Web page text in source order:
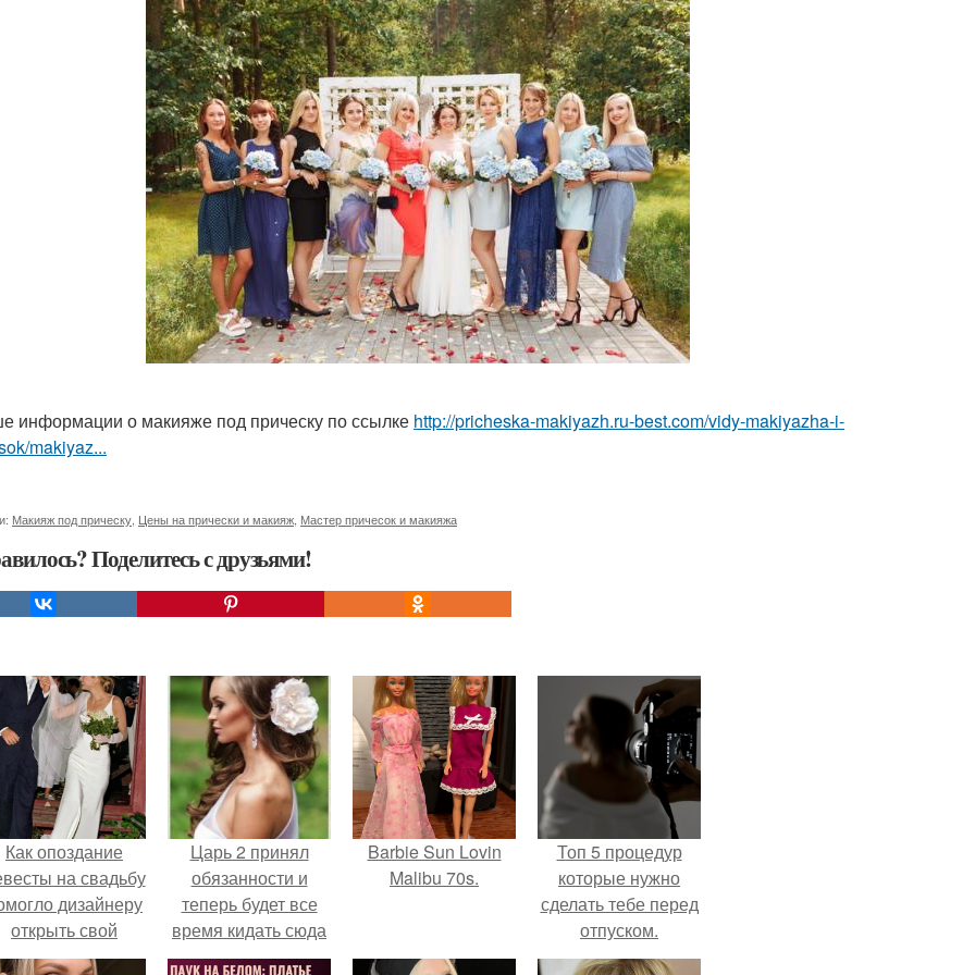
информации о макияже под прическу по ссылке http://pricheska-makiyazh.ru-best.com/vidy-makiyazha-i-
makiyaz...
Макияж под прическу Цены на прически и макияж Мастер причесок и макияжа
Поделитесь с друзьями!
Как опоздание
на свадьбу
дизайнеру
открыть свой
бренд.
Царь 2 принял
обязанности и
теперь будет все
время кидать сюда
главы, зарисовки,
Barbie Sun Lovin
Malibu 70s.
Топ 5 процедур
которые нужно
сделать тебе перед
отпуском.